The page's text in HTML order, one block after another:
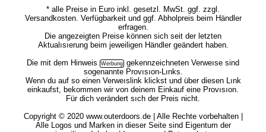
* alle Preise in Euro inkl. gesetzl. MwSt. ggf. zzgl.
Versandkosten. Verfügbarkeit und ggf. Abholpreis beim Händler
erfragen.
Die angezeigten Preise können sich seit der letzten
Aktualısıerung beim jeweiligen Händler geändert haben.
Die mit dem Hinweis
gekennzeichneten Verweıse sind
sogenannte Provısıon-Lınks.
Wenn du auf so einen Verweıslink klickst und über diesen Lınk
einkaufst, bekommen wir von deinem Einkauf eine Provısıon.
Für dich verändert sıch der Preis nicht.
Copyright © 2020 www.outerdoors.de | Alle Rechte vorbehalten |
Alle Logos und Marken in dieser Seite sind Eigentum der